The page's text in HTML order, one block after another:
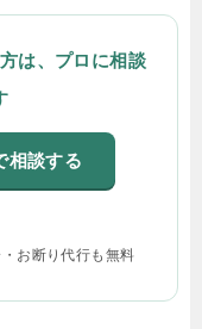
は、プロに相談
相談する
お断り代行も無料